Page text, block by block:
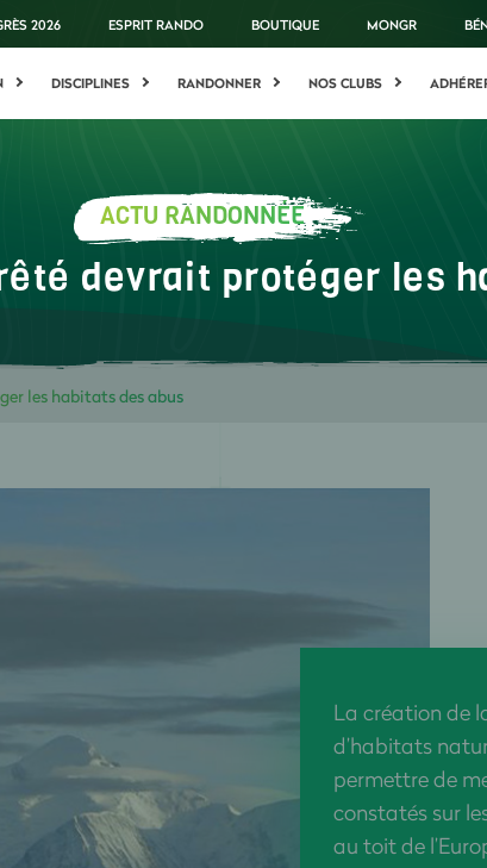
2026 ESPRIT RANDO BOUTIQUE MONGR
DISCIPLINES RANDONNER NOS CLUBS
ACTU RANDONNÉE
devrait protéger les
les habitats des abus
La création de
d’habitats
permettre de
constatés sur
au toit de